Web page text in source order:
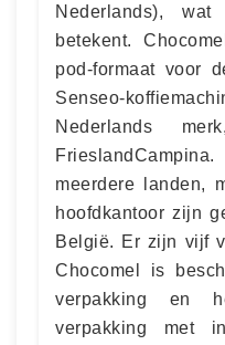
Nederlands),
betekent.
pod-formaat voor
Senseo-
Nederlands
meerdere landen,
hoofdkantoor zijn
België. Er zijn vijf
Chocomel is
verpakking en
verpakking met